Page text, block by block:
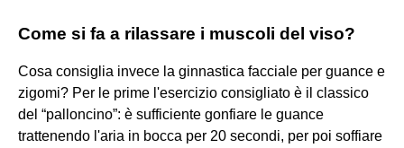
Come si fa a rilassare i muscoli del viso?
Cosa consiglia invece la ginnastica facciale per guance e
zigomi? Per le prime l'esercizio consigliato è il classico
del “palloncino”: è sufficiente gonfiare le guance
trattenendo l'aria in bocca per 20 secondi, per poi soffiare